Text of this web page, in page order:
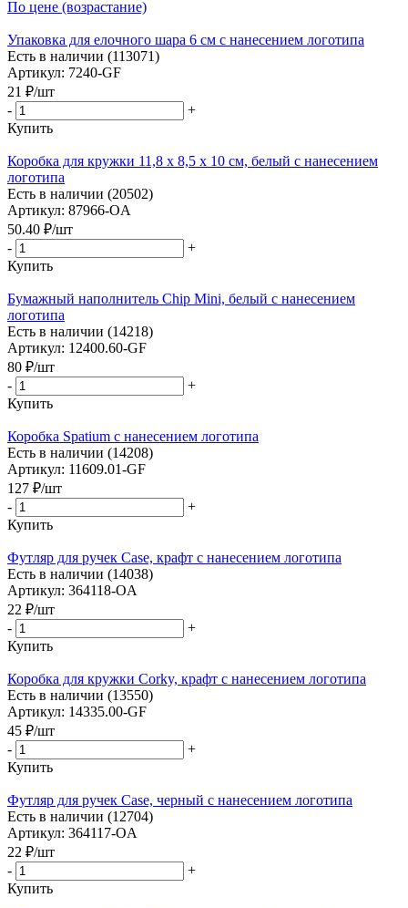
По цене (возрастание)
Упаковка для елочного шара 6 см с нанесением логотипа
Есть в наличии (113071)
Артикул: 7240-GF
21 ₽/шт
-
+
Купить
Коробка для кружки 11,8 х 8,5 х 10 см, белый с нанесением
логотипа
Есть в наличии (20502)
Артикул: 87966-OA
50.40 ₽/шт
-
+
Купить
Бумажный наполнитель Chip Mini, белый с нанесением
логотипа
Есть в наличии (14218)
Артикул: 12400.60-GF
80 ₽/шт
-
+
Купить
Коробка Spatium с нанесением логотипа
Есть в наличии (14208)
Артикул: 11609.01-GF
127 ₽/шт
-
+
Купить
Футляр для ручек Case, крафт с нанесением логотипа
Есть в наличии (14038)
Артикул: 364118-OA
22 ₽/шт
-
+
Купить
Коробка для кружки Corky, крафт с нанесением логотипа
Есть в наличии (13550)
Артикул: 14335.00-GF
45 ₽/шт
-
+
Купить
Футляр для ручек Case, черный с нанесением логотипа
Есть в наличии (12704)
Артикул: 364117-OA
22 ₽/шт
-
+
Купить